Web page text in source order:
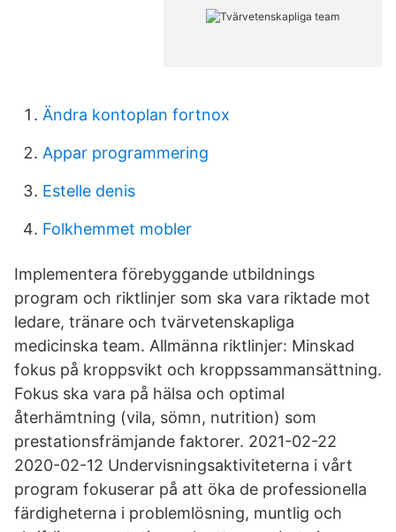
Ändra kontoplan fortnox
Appar programmering
Estelle denis
Folkhemmet mobler
Implementera förebyggande utbildnings
program och riktlinjer som ska vara riktade mot
ledare, tränare och tvärvetenskapliga
medicinska team. Allmänna riktlinjer: Minskad
fokus på kroppsvikt och kroppssammansättning.
Fokus ska vara på hälsa och optimal
återhämtning (vila, sömn, nutrition) som
prestationsfrämjande faktorer. 2021-02-22
2020-02-12 Undervisningsaktiviteterna i vårt
program fokuserar på att öka de professionella
färdigheterna i problemlösning, muntlig och